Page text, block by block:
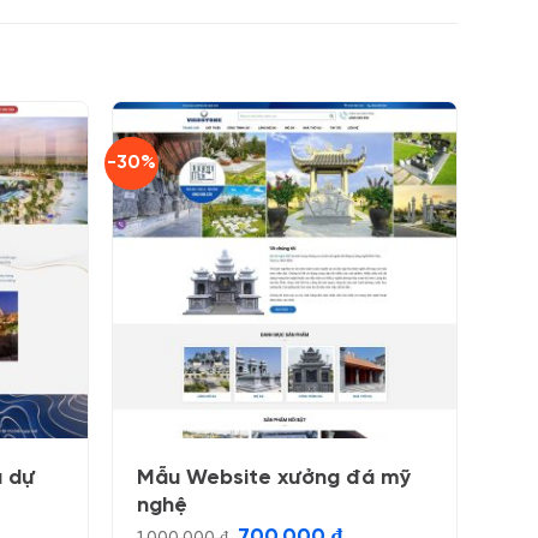
dự
-30%
Mẫu Website xưởng đá mỹ
nghệ
Giá
Giá